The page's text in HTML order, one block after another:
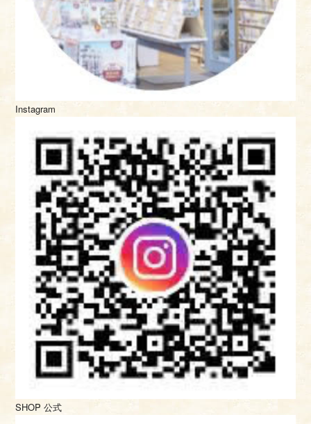
Instagram
SHOP 公式